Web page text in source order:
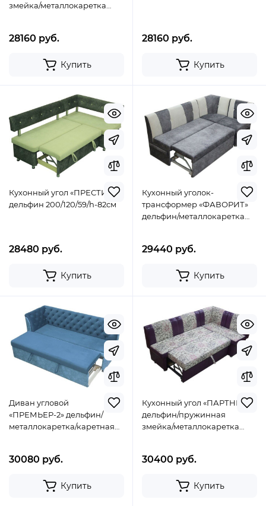
змейка/металлокаретка
28160 руб.
Купить
28160 руб.
Купить
Кухонный угол «ПРЕСТИЖ»
дельфин 200/120/59/h-82cм
28480 руб.
Купить
Кухонный уголок-
трансформер «ФАВОРИТ»
дельфин/металлокаретка
29440 руб.
Купить
Диван угловой
«ПРЕМЬЕР-2» дельфин/
металлокаретка/каретная
30080 руб.
Купить
Кухонный угол «ПАРТНЕР»
дельфин/пружинная
змейка/металлокаретка
30400 руб.
Купить